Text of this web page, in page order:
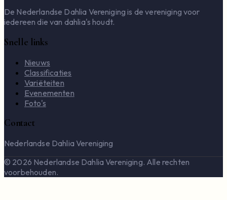
De Nederlandse Dahlia Vereniging is de vereniging voor
iedereen die van dahlia's houdt.
Snelle links
Nieuws
Classificaties
Variëteiten
Evenementen
Foto's
Contact
Nederlandse Dahlia Vereniging
© 2026 Nederlandse Dahlia Vereniging. Alle rechten
voorbehouden.